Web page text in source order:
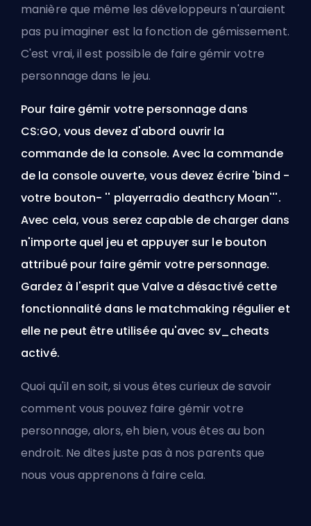
manière que même les développeurs n'auraient
pas pu imaginer est la fonction de gémissement.
C'est vrai, il est possible de faire gémir votre
personnage dans le jeu.
Pour faire gémir votre personnage dans
CS:GO, vous devez d'abord ouvrir la
commande de la console. Avec la commande
de la console ouverte, vous devez écrire 'bind -
votre bouton- '' playerradio deathcry Moan'''.
Avec cela, vous serez capable de charger dans
n'importe quel jeu et appuyer sur le bouton
attribué pour faire gémir votre personnage.
Gardez à l'esprit que Valve a désactivé cette
fonctionnalité dans le matchmaking régulier et
elle ne peut être utilisée qu'avec sv_cheats
activé.
Quoi qu'il en soit, si vous êtes curieux de savoir
comment vous pouvez faire gémir votre
personnage, alors, eh bien, vous êtes au bon
endroit. Ne dites juste pas à nos parents que
nous vous apprenons à faire cela.